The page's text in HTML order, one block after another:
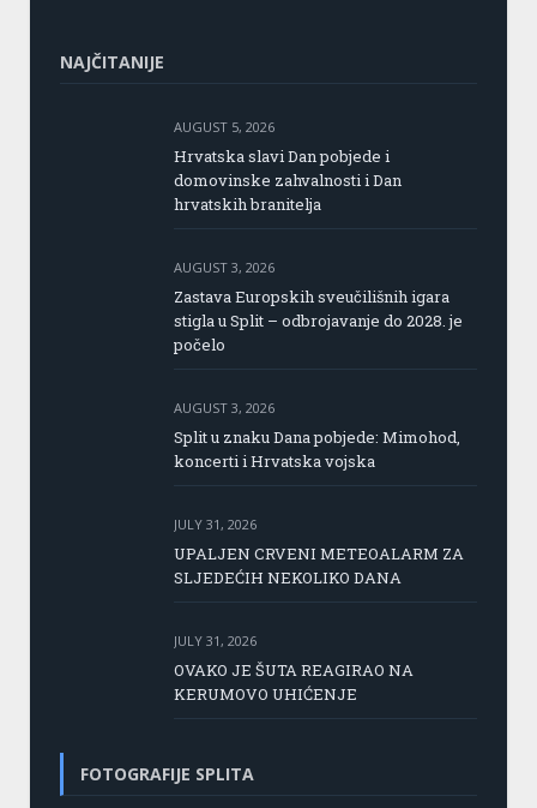
NAJČITANIJE
AUGUST 5, 2026
Hrvatska slavi Dan pobjede i
domovinske zahvalnosti i Dan
hrvatskih branitelja
AUGUST 3, 2026
Zastava Europskih sveučilišnih igara
stigla u Split – odbrojavanje do 2028. je
počelo
AUGUST 3, 2026
Split u znaku Dana pobjede: Mimohod,
koncerti i Hrvatska vojska
JULY 31, 2026
UPALJEN CRVENI METEOALARM ZA
SLJEDEĆIH NEKOLIKO DANA
JULY 31, 2026
OVAKO JE ŠUTA REAGIRAO NA
KERUMOVO UHIĆENJE
FOTOGRAFIJE SPLITA